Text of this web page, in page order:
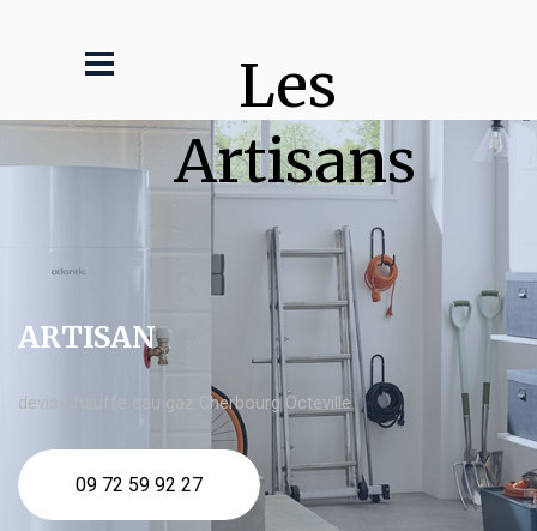
Les
Artisans
ARTISAN
devis Chauffe eau gaz Cherbourg Octeville
09 72 59 92 27